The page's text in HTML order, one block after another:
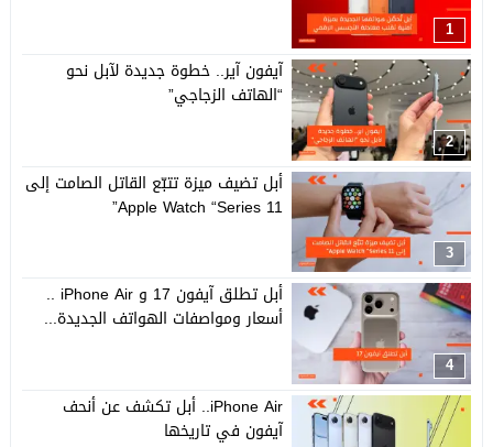
1
2
آيفون آير.. خطوة جديدة لآبل نحو
“الهاتف الزجاجي”
3
أبل تضيف ميزة تتبّع القاتل الصامت إلى
Apple Watch “Series 11”
4
أبل تطلق آيفون 17 و iPhone Air ..
أسعار ومواصفات الهواتف الجديدة...
iPhone Air.. أبل تكشف عن أنحف
آيفون في تاريخها